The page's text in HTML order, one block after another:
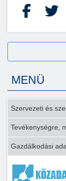
X
MENÜ
Szervezeti és
Tevékenységre,
Gazdálkodási